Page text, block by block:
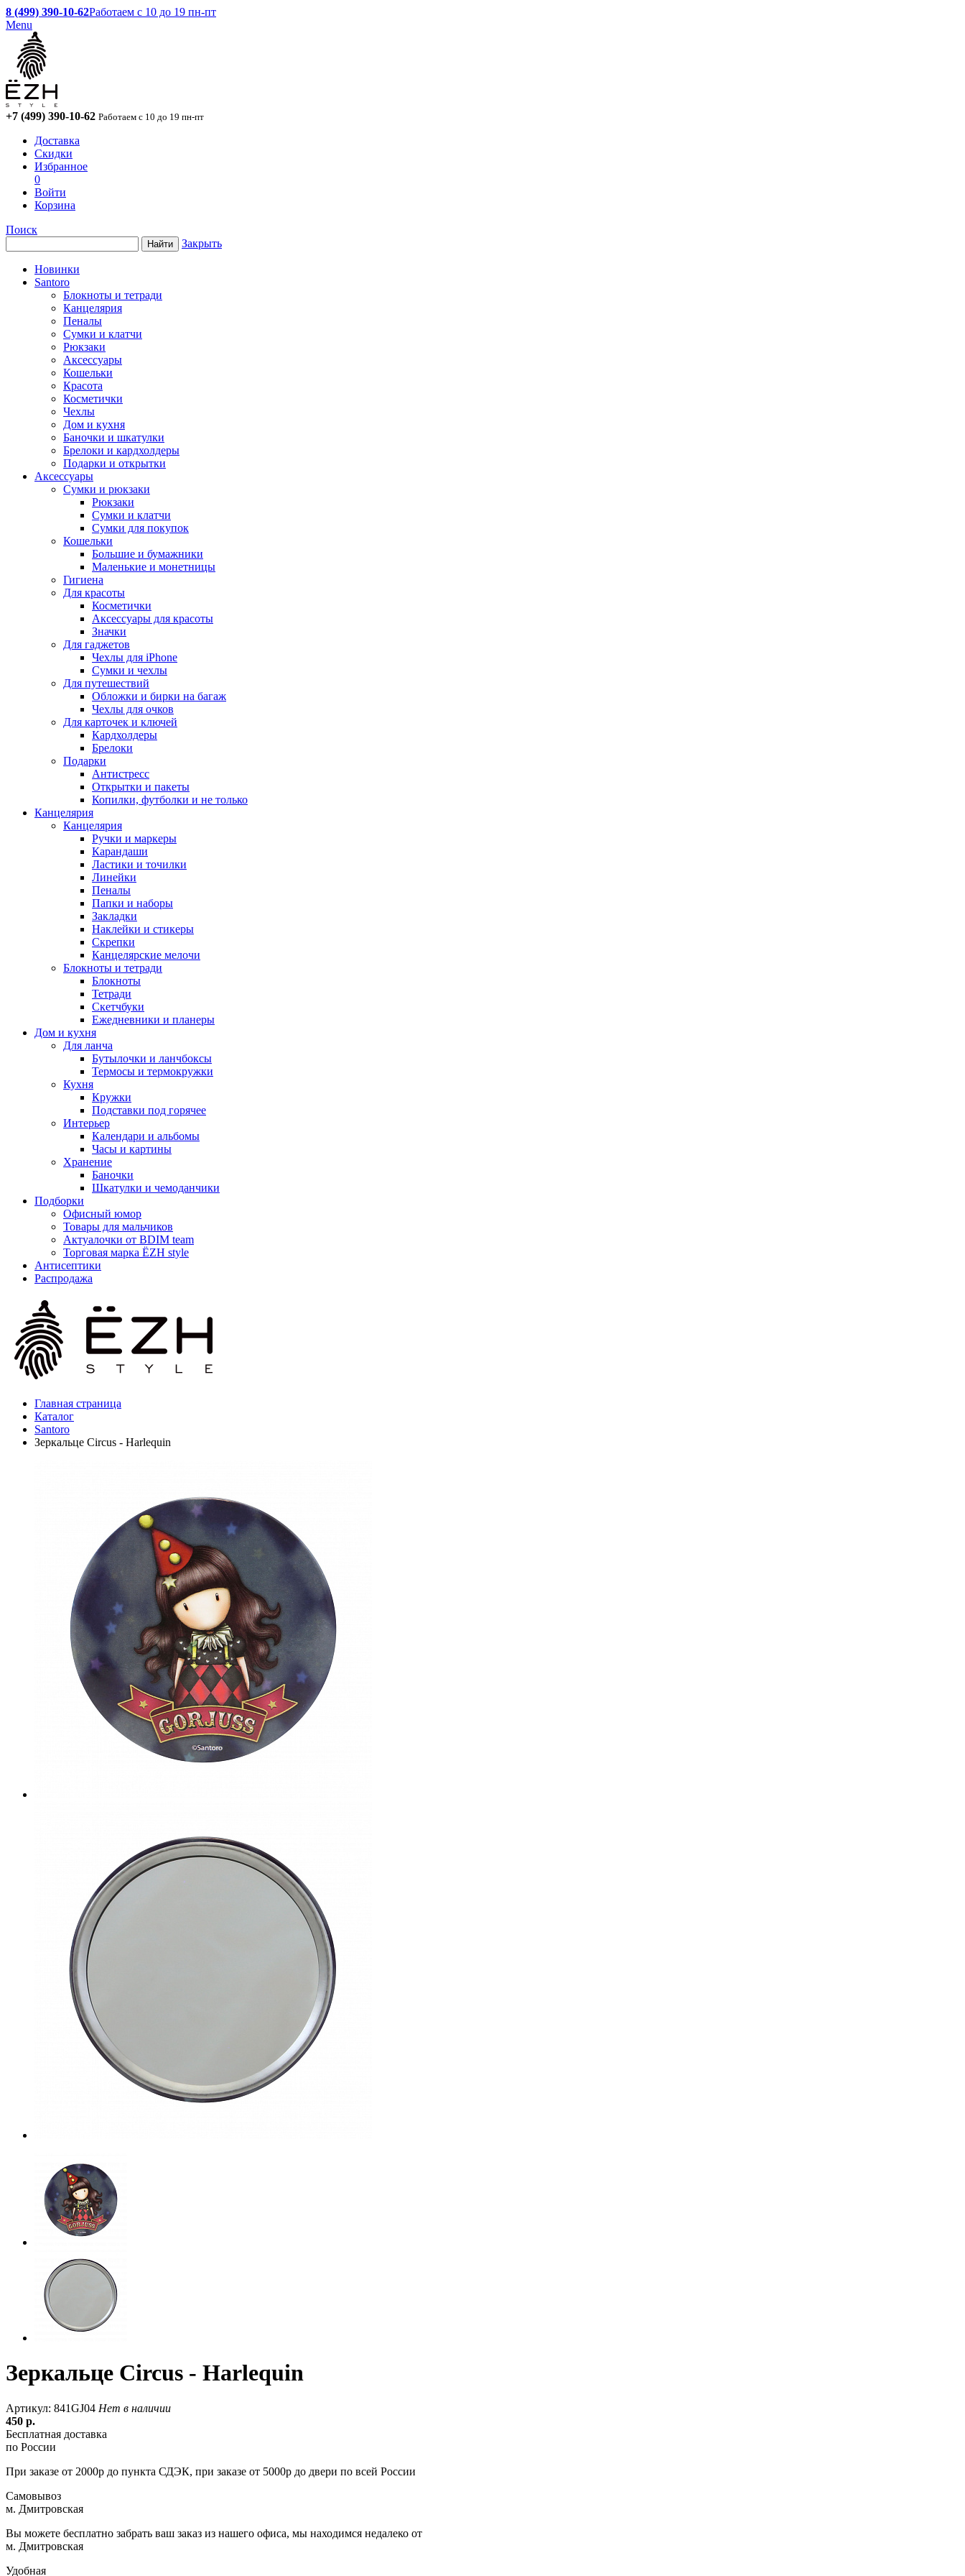
8 (499) 390-10-62Работаем с 10 до 19 пн-пт
Menu
+7 (499) 390-10-62 Работаем с 10 до 19 пн-пт
Доставка
Скидки
Избранное
0
Войти
Корзина
Поиск
Закрыть
Новинки
Santoro
Блокноты и тетради
Канцелярия
Пеналы
Сумки и клатчи
Рюкзаки
Аксессуары
Кошельки
Красота
Косметички
Чехлы
Дом и кухня
Баночки и шкатулки
Брелоки и кардхолдеры
Подарки и открытки
Аксессуары
Сумки и рюкзаки
Рюкзаки
Сумки и клатчи
Сумки для покупок
Кошельки
Большие и бумажники
Маленькие и монетницы
Гигиена
Для красоты
Косметички
Аксессуары для красоты
Значки
Для гаджетов
Чехлы для iPhone
Сумки и чехлы
Для путешествий
Обложки и бирки на багаж
Чехлы для очков
Для карточек и ключей
Кардхолдеры
Брелоки
Подарки
Антистресс
Открытки и пакеты
Копилки, футболки и не только
Канцелярия
Канцелярия
Ручки и маркеры
Карандаши
Ластики и точилки
Линейки
Пеналы
Папки и наборы
Закладки
Наклейки и стикеры
Скрепки
Канцелярские мелочи
Блокноты и тетради
Блокноты
Тетради
Скетчбуки
Ежедневники и планеры
Дом и кухня
Для ланча
Бутылочки и ланчбоксы
Термосы и термокружки
Кухня
Кружки
Подставки под горячее
Интерьер
Календари и альбомы
Часы и картины
Хранение
Баночки
Шкатулки и чемоданчики
Подборки
Офисный юмор
Товары для мальчиков
Актуалочки от BDIM team
Торговая марка ЁZH style
Антисептики
Распродажа
Главная страница
Каталог
Santoro
Зеркальце Circus - Harlequin
Зеркальце Circus - Harlequin
Артикул: 841GJ04 Нет в наличии
450 р.
Бесплатная доставка
по России
При заказе от 2000р до пункта СДЭК, при заказе от 5000р до двери по всей России
Самовывоз
м. Дмитровская
Вы можете бесплатно забрать ваш заказ из нашего офиса, мы находимся недалеко от
м. Дмитровская
Удобная